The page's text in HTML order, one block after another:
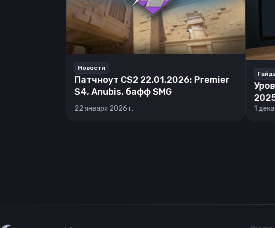
Новости
Патчноут CS2 22.01.2026: Premier
S4, Anubis, бафф SMG
22 января 2026 г. 1